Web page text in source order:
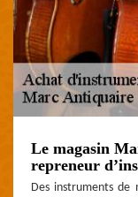
Le magasin
repreneur
Des instruments de